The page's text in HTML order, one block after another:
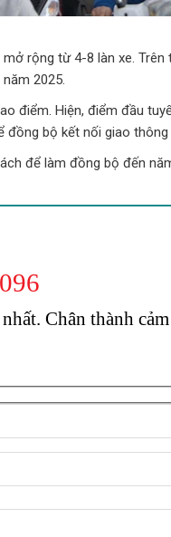
rộng từ 4-8 làn xe.
2025.
điểm. Hiện, điểm đầu
đồng bộ kết nối giao thông
để làm đồng bộ đến
Chân thành